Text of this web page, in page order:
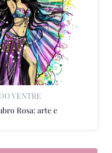
VENTRE
Rosa: arte e